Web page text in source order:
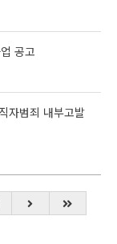
공고
자범죄 내부고발